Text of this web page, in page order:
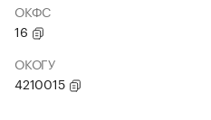
ОКФС
16
ОКОГУ
4210015